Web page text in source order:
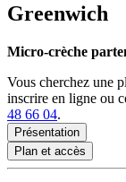
Greenwich
Micro-crèche
Vous cherchez une
inscrire en ligne ou
48 66 04.
Présentation
Plan et accès